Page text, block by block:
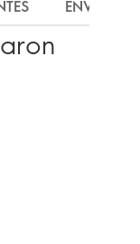
ENVÍO